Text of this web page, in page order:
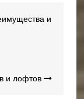
и
и лофтов